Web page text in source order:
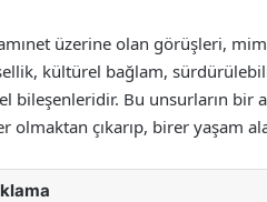
üzerine olan görüşleri,
kültürel bağlam,
bileşenleridir. Bu unsurların bir
olmaktan çıkarıp, birer yaşam